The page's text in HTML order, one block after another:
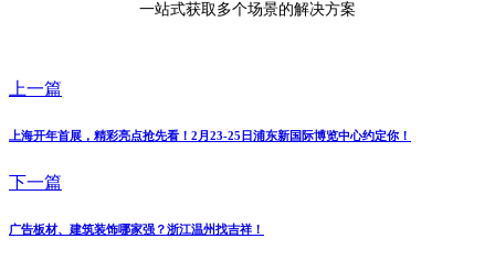
一站式获取多个场景的解决方案
上一篇
上海开年首展，精彩亮点抢先看！2月23-25日浦东新国际博览中心约定你！
下一篇
广告板材、建筑装饰哪家强？浙江温州找吉祥！